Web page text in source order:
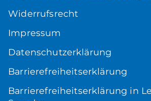
Widerrufsrecht
Impressum
Datenschutzerklärung
Barrierefreiheitserklärung
Barrierefreiheitserklärung in